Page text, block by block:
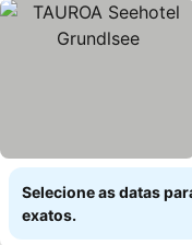
Selecione as datas
exatos.